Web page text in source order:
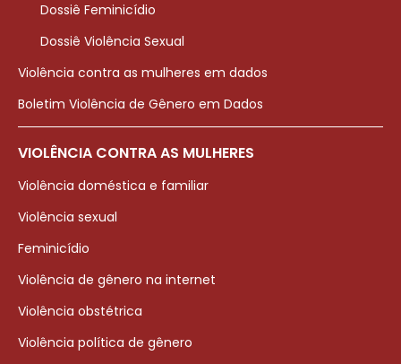
Dossiê Feminicídio
Dossiê Violência Sexual
Violência contra as mulheres em dados
Boletim Violência de Gênero em Dados
VIOLÊNCIA CONTRA AS MULHERES
Violência doméstica e familiar
Violência sexual
Feminicídio
Violência de gênero na internet
Violência obstétrica
Violência política de gênero